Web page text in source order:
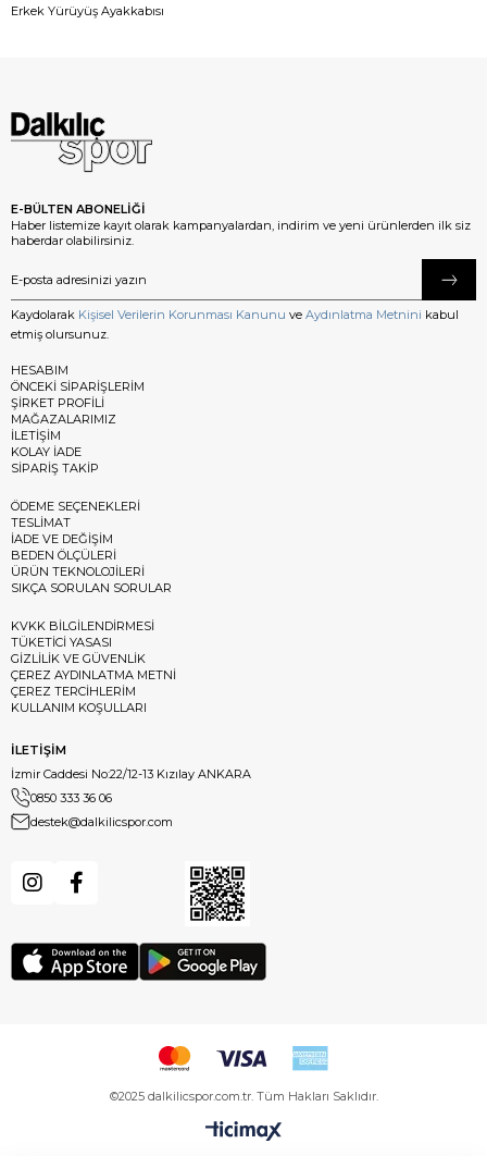
Erkek Yürüyüş Ayakkabısı
E-BÜLTEN ABONELİĞİ
Haber listemize kayıt olarak kampanyalardan, indirim ve yeni ürünlerden ilk siz
haberdar olabilirsiniz.
Kaydolarak Kişisel Verilerin Korunması Kanunu ve Aydınlatma Metnini kabul
etmiş olursunuz.
HESABIM
ÖNCEKİ SİPARİŞLERİM
ŞİRKET PROFİLİ
MAĞAZALARIMIZ
İLETİŞİM
KOLAY İADE
SİPARİŞ TAKİP
ÖDEME SEÇENEKLERİ
TESLİMAT
İADE VE DEĞİŞİM
BEDEN ÖLÇÜLERİ
ÜRÜN TEKNOLOJİLERİ
SIKÇA SORULAN SORULAR
KVKK BİLGİLENDİRMESİ
TÜKETİCİ YASASI
GİZLİLİK VE GÜVENLİK
ÇEREZ AYDINLATMA METNİ
ÇEREZ TERCİHLERİM
KULLANIM KOŞULLARI
İLETİŞİM
İzmir Caddesi No:22/12-13 Kızılay ANKARA
0850 333 36 06
destek@dalkilicspor.com
©2025 dalkilicspor.com.tr. Tüm Hakları Saklıdır.